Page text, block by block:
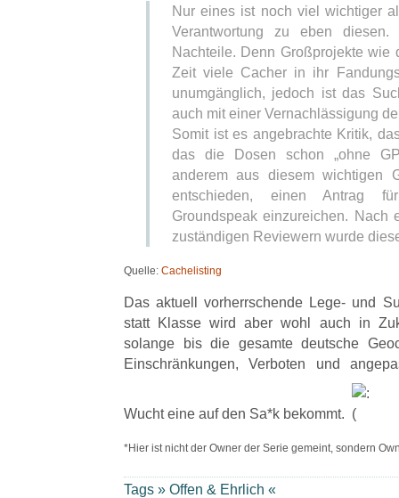
Nur eines ist noch viel wichtiger
Verantwortung zu eben
Nachteile. Denn Großprojekte wie
Zeit viele Cacher in ihr
unumgänglich, jedoch ist das
auch mit einer Vernachlässigung
Somit ist es angebrachte Kritik,
das die Dosen schon „ohne
anderem aus diesem wichtigen
entschieden, einen Antrag
Groundspeak einzureichen. Nach
zuständigen Reviewern wurde
Quelle: Cachelisting
Das aktuell vorherrschende Lege- und
statt Klasse wird aber wohl auch in
solange bis die gesamte deutsche
Einschränkungen, Verboten und
Wucht eine auf den Sa*k bekommt.
*Hier ist nicht der Owner der Serie gemeint, sondern
Tags » Offen & Ehrlich «